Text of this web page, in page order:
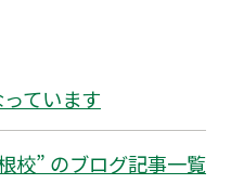
ています
校” のブログ記事一覧